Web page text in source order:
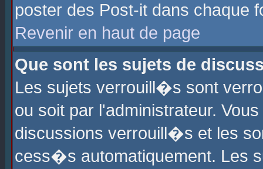
poster des Post-it dans chaque
Revenir en haut de page
Que sont les sujets de
Les sujets verrouill�s sont
ou soit par l'administrateur.
discussions verrouill�s et les
cess�s automatiquement. Les